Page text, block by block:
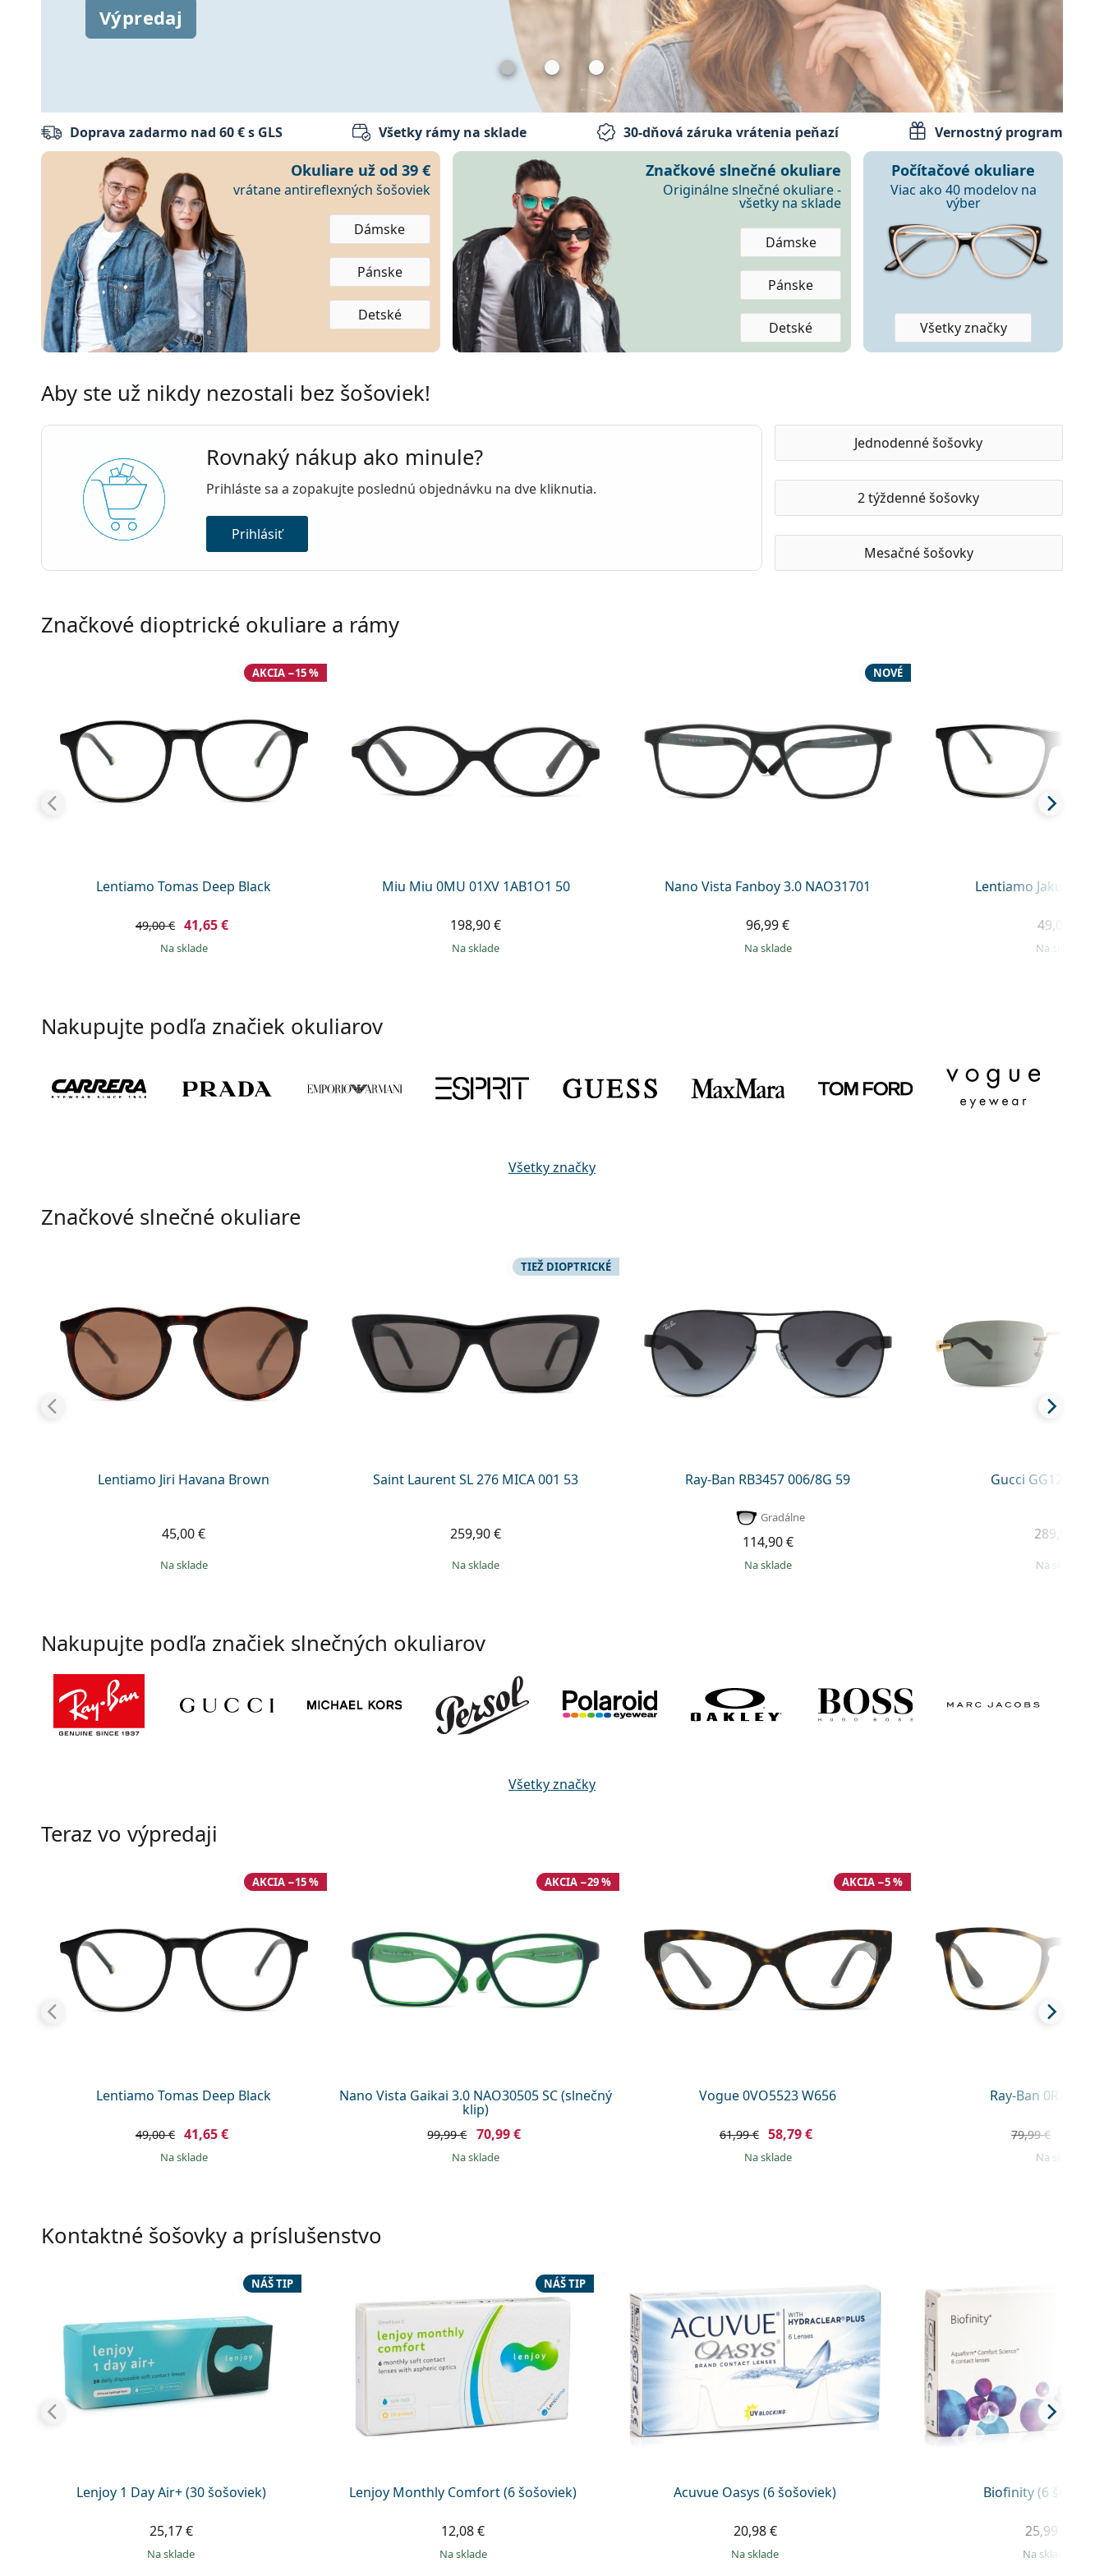
Výpredaj
Doprava zadarmo nad 60 € s GLS Všetky rámy na sklade 30-dňová záruka vrátenia peňazí Vernostný program
Lentiamo: kontaktné šošovky, dioptrické okuliare a slnečné okuliare.
Okuliare už od 39 €
vrátane antireflexných šošoviek
Dámske
Pánske
Detské
Značkové slnečné okuliare
Originálne slnečné okuliare -
všetky na sklade
Dámske
Pánske
Detské
Počítačové okuliare
Viac ako 40 modelov na
výber
Všetky značky
Aby ste už nikdy nezostali bez šošoviek!
Rovnaký nákup ako minule?
Prihláste sa a zopakujte poslednú objednávku na dve kliknutia.
Prihlásiť
Jednodenné šošovky
2 týždenné šošovky
Mesačné šošovky
Značkové dioptrické okuliare a rámy
Lentiamo Tomas Deep Black
AKCIA −15 %
49,00 € 41,65 €
na sklade
Miu Miu 0MU 01XV 1AB1O1 50
198,90 €
na sklade
Nano Vista Fanboy 3.0 NAO31701
NOVÉ
96,99 €
na sklade
Lentiamo Jakub
49,00 €
na sklade
Nakupujte podľa značiek okuliarov
Všetky značky
Značkové slnečné okuliare
Lentiamo Jiri Havana Brown
45,00 €
na sklade
Saint Laurent SL 276 MICA 001 53
TIEŽ DIOPTRICKÉ
259,90 €
na sklade
Ray-Ban RB3457 006/8G 59
Gradálne
114,90 €
na sklade
Gucci GG1221S
289,90 €
na sklade
Nakupujte podľa značiek slnečných okuliarov
Všetky značky
Teraz vo výpredaji
Lentiamo Tomas Deep Black
AKCIA −15 %
49,00 € 41,65 €
na sklade
Nano Vista Gaikai 3.0 NAO30505 SC (slnečný
klip)
AKCIA −29 %
99,99 € 70,99 €
na sklade
Vogue 0VO5523 W656
AKCIA −5 %
61,99 € 58,79 €
na sklade
Ray-Ban 0RX7074
79,99 €
na sklade
Kontaktné šošovky a príslušenstvo
Lenjoy 1 Day Air+ (30 šošoviek)
NÁŠ TIP
25,17 €
na sklade
Lenjoy Monthly Comfort (6 šošoviek)
NÁŠ TIP
12,08 €
na sklade
Acuvue Oasys (6 šošoviek)
20,98 €
na sklade
Biofinity (6
25,99 €
na sklade